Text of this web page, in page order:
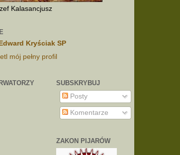
Kalasancjusz
Kryściak SP
mój pełny profil
SUBSKRYBUJ
Posty
Komentarze
ZAKON PIJARÓW